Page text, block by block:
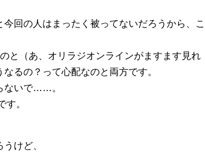
回の人はまったく被ってないだろうから、こ
と（あ、オリラジオンラインがますます見れ
るの？って心配なのと両方です。
ないで……。
す。
けど、